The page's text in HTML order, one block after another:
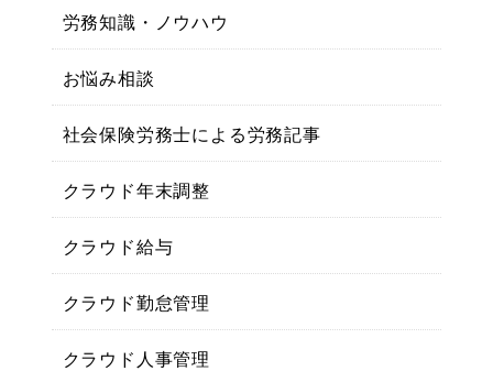
労務知識・ノウハウ
お悩み相談
社会保険労務士による労務記事
クラウド年末調整
クラウド給与
クラウド勤怠管理
クラウド人事管理